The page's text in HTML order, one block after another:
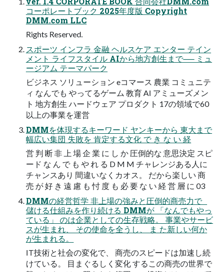
コーポレートブック 2025年度版 Copyright
DMM.com LLC
Rights Reserved.
スポーツ インフラ 金融 ヘルスケア エンター テイン
メント ライフスタイル AIから地方創生まで── ミュ
ージアム テーマパーク
ビジネス ソリューション eコマース 農業 コミュニテ
ィ なんでも やってるゲーム 教育 AI アミューズメン
ト 地方創生 ハードウェア プロダクト 17の領域で60
以上の事業を運営
DMMを体現するキーワード ヤンキーから 東大まで
幅広い集団 失敗を 肯定する文化 で き な い 経
営 判 断 非 上 場 企 業 に し か 圧倒的な 意思決定 スピ
ード な ん で も や れ る D M M チャレンジある人に
チャンスあり 間違いなくカオス。 だから楽しい 商
売 が 好 き 遠 慮 も 忖 度 も 必 要 な い 経 営 層 に 03
DMMの経営哲学 非上場の強みと圧倒的商売力で
儲ける仕組みを作り続ける DMMが 「なんでもやっ
ている」 のは企業としての生存戦略。 事業やサービ
スが生まれ、 その使命を全うし、 ま た新しい何か
が生まれる。
IT技術と社会の変化で、 商売のスピードは加速し続
けている。 目まぐるしく変化 するこの商売の世界で